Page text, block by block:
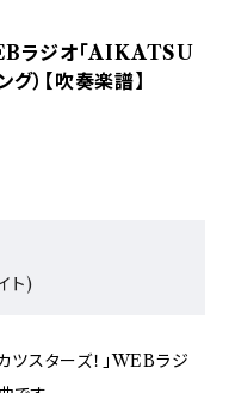
ラジオ「AIKATSU
）【吹奏楽譜】
ト)
ツスターズ！」WEBラジ